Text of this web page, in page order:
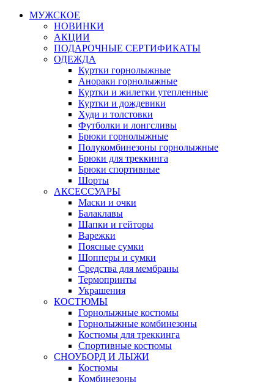
МУЖСКОЕ
НОВИНКИ
АКЦИИ
ПОДАРОЧНЫЕ СЕРТИФИКАТЫ
ОДЕЖДА
Куртки горнолыжные
Анораки горнолыжные
Куртки и жилетки утепленные
Куртки и дождевики
Худи и толстовки
Футболки и лонгсливы
Брюки горнолыжные
Полукомбинезоны горнолыжные
Брюки для треккинга
Брюки спортивные
Шорты
АКСЕССУАРЫ
Маски и очки
Балаклавы
Шапки и гейторы
Варежки
Поясные сумки
Шопперы и сумки
Средства для мембраны
Термопринты
Украшения
КОСТЮМЫ
Горнолыжные костюмы
Горнолыжные комбинезоны
Костюмы для треккинга
Спортивные костюмы
СНОУБОРД И ЛЫЖИ
Костюмы
Комбинезоны